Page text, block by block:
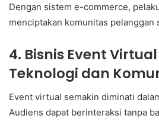
Dengan sistem e-commerce,
menciptakan komunitas pelanggan
4. Bisnis Event
Teknologi dan
Event virtual semakin diminati
Audiens dapat berinteraksi tanpa